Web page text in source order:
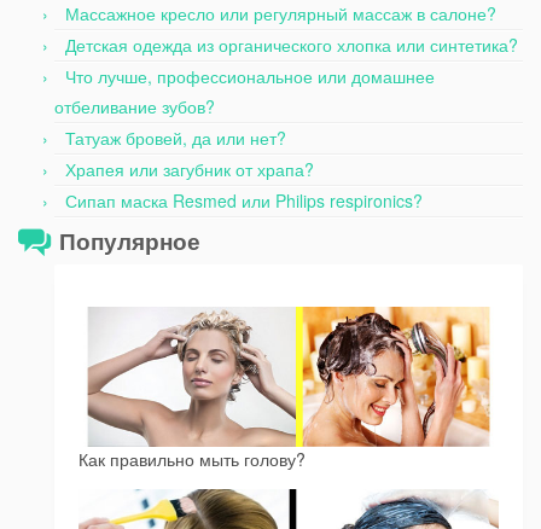
Массажное кресло или регулярный массаж в салоне?
Детская одежда из органического хлопка или синтетика?
Что лучше, профессиональное или домашнее
отбеливание зубов?
Татуаж бровей, да или нет?
Храпея или загубник от храпа?
Сипап маска Resmed или Philips respironics?
Популярное
Как правильно мыть голову?